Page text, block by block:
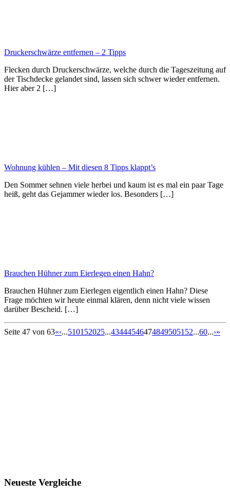
Druckerschwärze entfernen – 2 Tipps
Flecken durch Druckerschwärze, welche durch die Tageszeitung auf
der Tischdecke gelandet sind, lassen sich schwer wieder entfernen.
Hier aber 2 […]
Wohnung kühlen – Mit diesen 8 Tipps klappt’s
Den Sommer sehnen viele herbei und kaum ist es mal ein paar Tage
heiß, geht das Gejammer wieder los. Besonders […]
Brauchen Hühner zum Eierlegen einen Hahn?
Brauchen Hühner zum Eierlegen eigentlich einen Hahn? Diese
Frage möchten wir heute einmal klären, denn nicht viele wissen
darüber Bescheid. […]
Seite 47 von 63«‹...510152025...434445464748495051 52...60...›»
Neueste Vergleiche